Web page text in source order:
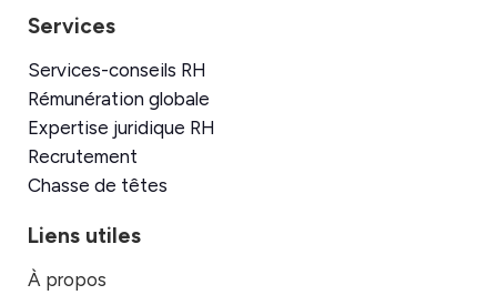
Services
Services-conseils RH
Rémunération globale
Expertise juridique RH
Recrutement
Chasse de têtes
Liens utiles
À propos